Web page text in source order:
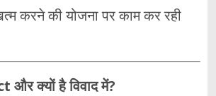
करने की योजना पर काम कर रही
और क्यों है विवाद में?